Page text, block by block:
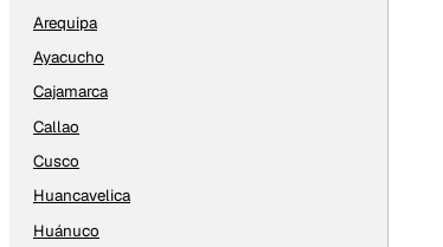
Arequipa
Ayacucho
Cajamarca
Callao
Cusco
Huancavelica
Huánuco